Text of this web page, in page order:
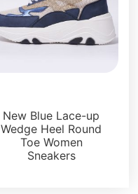
New Blue Lace-up
Wedge Heel Round
Toe Women
Sneakers